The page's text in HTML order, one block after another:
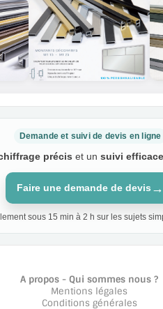
Demande et suivi de devis en ligne
précis et un suivi efficace
Faire une demande de devis →
sous 15 min à 2 h sur les sujets
A propos - Qui sommes nous ?
Mentions légales
Conditions générales